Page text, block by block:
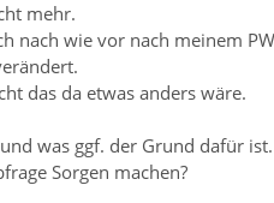
mehr.
nach wie vor nach meinem
das da etwas anders wäre.
was ggf. der Grund dafür ist.
Sorgen machen?